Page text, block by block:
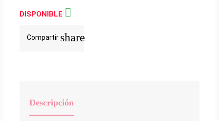
DISPONIBLE 
Compartir share
Descripción